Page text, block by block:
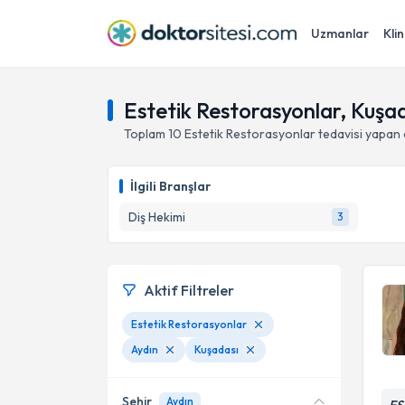
Uzmanlar
Estetik Restorasyonlar,
Toplam 10 Estetik Restorasyonlartedavisi yapan
İlgili Branşlar
Diş Hekimi
3
Aktif Filtreler
Estetik Restorasyonlar
Aydın
Kuşadası
Şehir Aydın